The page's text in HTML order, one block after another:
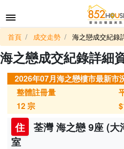
首頁 成交走勢 海之戀成交紀錄
海之戀成交紀錄詳細
2026年07月海之戀樓市最新市
整體註冊量
12宗
住
荃灣 海之戀 9座 (大
室